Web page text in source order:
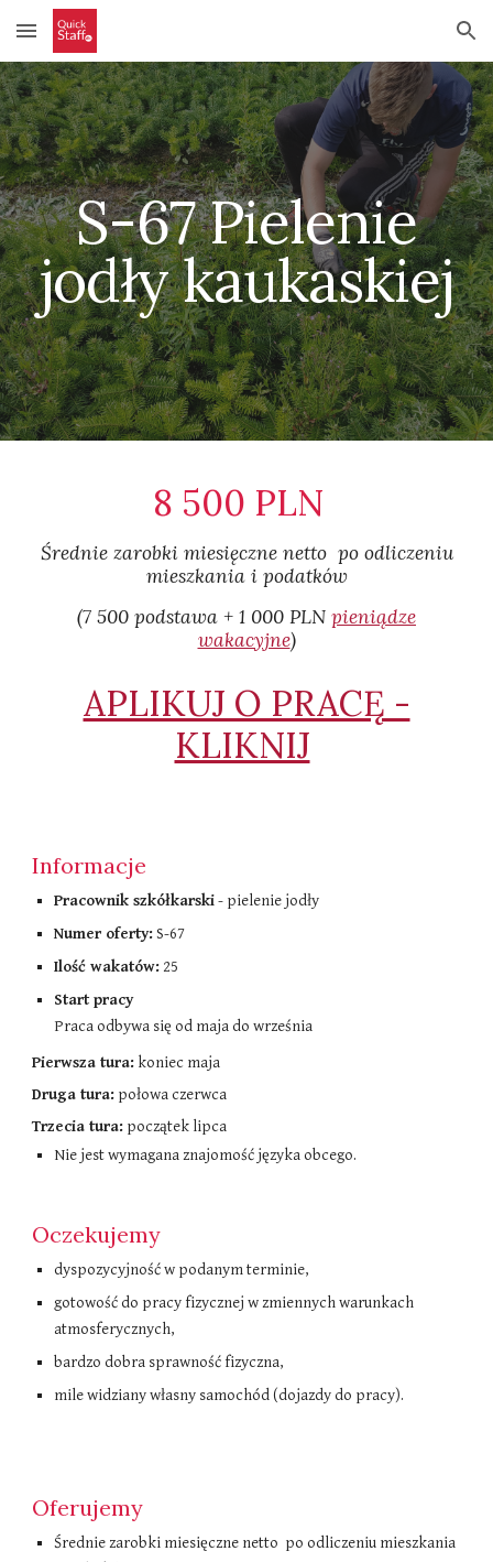
Skip to main content Skip to navigation
S-67 Pielenie
jodły kaukaskiej
8 500 PLN
Średnie zarobki miesięczne netto po odliczeniu
mieszkania i podatków​
(7 500 podstawa + 1 000 PLN pieniądze
wakacyjne)
APLIKUJ O PRACĘ -
KLIKNIJ
Informacje
Pracownik szkółkarski- pielenie jodły
Numer oferty:S-67
Ilość wakatów: 25
Start pracy
Praca odbywa się od maja do września
Pierwsza tura: koniec maja
Druga tura: połowa czerwca
Trzecia tura: początek lipca
Nie jest wymagana znajomość języka obcego.
Oczekujemy
dyspozycyjność w podanym terminie,
gotowość do pracy fizycznej w zmiennych warunkach
atmosferycznych,
bardzo dobra sprawność fizyczna,
mile widziany własny samochód (dojazdy do pracy).
Oferujemy
Średnie zarobki miesięczne netto po odliczeniu mieszkania